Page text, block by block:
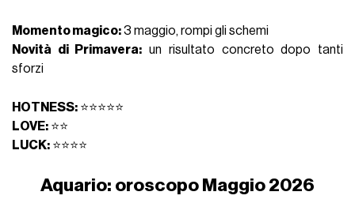
Momento magico:3 maggio, rompi gli schemi
Novità di Primavera: un risultato concreto dopo tanti
sforzi
HOTNESS: ⭐⭐⭐⭐⭐
LOVE: ⭐⭐
LUCK: ⭐⭐⭐⭐
Aquario: oroscopo Maggio 2026